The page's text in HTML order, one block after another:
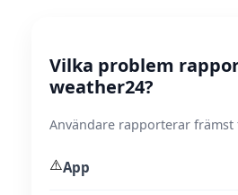
Vilka problem
weather24?
Användare rapporterar
⚠️App